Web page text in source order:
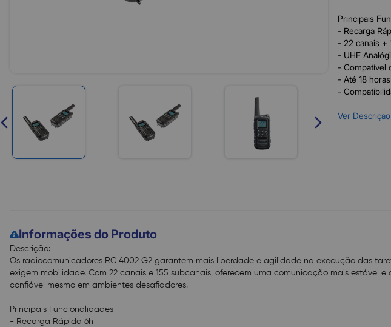
Principais
- Recarga
- 22 canais +
- UHF
- Compatível
- Até 18
-
- Peso do
- Dimensões
Ver
Informações do Produto
Descrição:
Os radiocomunicadores RC 4002 G2 garantem mais liberdade e agilidade na execução das
exigem mobilidade. Com 22 canais e 155 subcanais, oferecem uma comunicação mais estável
confiável mesmo em ambientes desafiadores.
Principais Funcionalidades
- Recarga Rápida 6h